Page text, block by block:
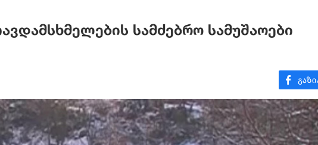
სამძებრო სამუშაოები